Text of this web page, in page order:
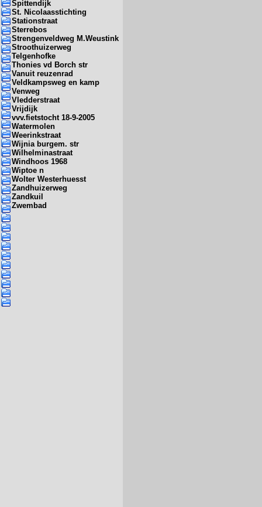
Spittendijk
St. Nicolaasstichting
Stationstraat
Sterrebos
Strengenveldweg M.Weustink
Stroothuizerweg
Telgenhofke
Thonies vd Borch str
Vanuit reuzenrad
Veldkampsweg en kamp
Venweg
Vledderstraat
Vrijdijk
vvv.fietstocht 18-9-2005
Watermolen
Weerinkstraat
Wijnia burgem. str
Wilhelminastraat
Windhoos 1968
Wiptoe n
Wolter Westerhuesst
Zandhuizerweg
Zandkuil
Zwembad